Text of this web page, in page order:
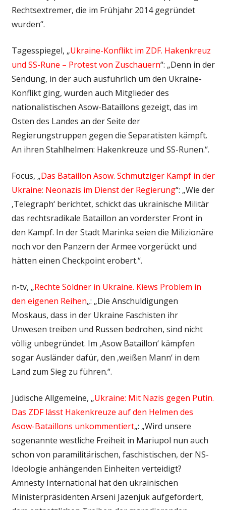
Rechtsextremer, die im Frühjahr 2014 gegründet
wurden“.
Tagesspiegel, „Ukraine-Konflikt im ZDF. Hakenkreuz
und SS-Rune – Protest von Zuschauern“: „Denn in der
Sendung, in der auch ausführlich um den Ukraine-
Konflikt ging, wurden auch Mitglieder des
nationalistischen Asow-Bataillons gezeigt, das im
Osten des Landes an der Seite der
Regierungstruppen gegen die Separatisten kämpft.
An ihren Stahlhelmen: Hakenkreuze und SS-Runen.“.
Focus, „Das Bataillon Asow. Schmutziger Kampf in der
Ukraine: Neonazis im Dienst der Regierung“: „Wie der
‚Telegraph‘ berichtet, schickt das ukrainische Militär
das rechtsradikale Bataillon an vorderster Front in
den Kampf. In der Stadt Marinka seien die Milizionäre
noch vor den Panzern der Armee vorgerückt und
hätten einen Checkpoint erobert.“.
n-tv, „Rechte Söldner in Ukraine. Kiews Problem in
den eigenen Reihen„: „Die Anschuldigungen
Moskaus, dass in der Ukraine Faschisten ihr
Unwesen treiben und Russen bedrohen, sind nicht
völlig unbegründet. Im ‚Asow Bataillon‘ kämpfen
sogar Ausländer dafür, den ‚weißen Mann‘ in dem
Land zum Sieg zu führen.“.
Jüdische Allgemeine, „Ukraine: Mit Nazis gegen Putin.
Das ZDF lässt Hakenkreuze auf den Helmen des
Asow-Bataillons unkommentiert„: „Wird unsere
sogenannte westliche Freiheit in Mariupol nun auch
schon von paramilitärischen, faschistischen, der NS-
Ideologie anhängenden Einheiten verteidigt?
Amnesty International hat den ukrainischen
Ministerpräsidenten Arseni Jazenjuk aufgefordert,